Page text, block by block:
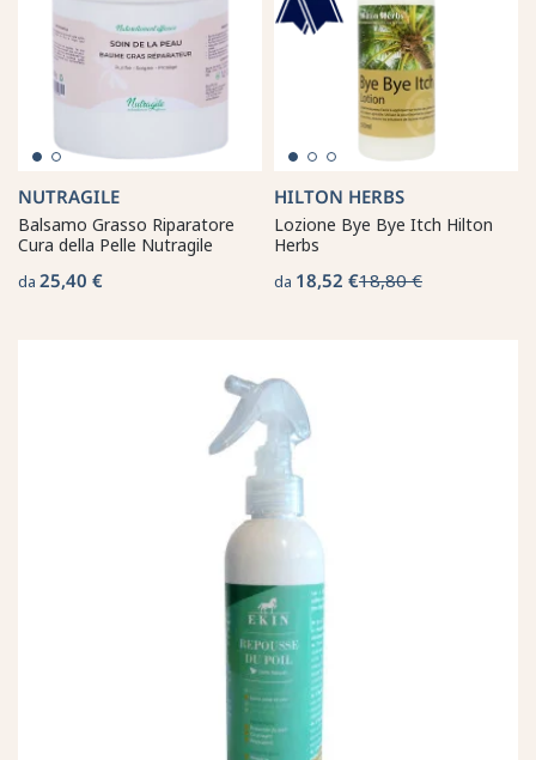
NUTRAGILE
Balsamo Grasso Riparatore
Cura della Pelle Nutragile
da 25,40 €
HILTON HERBS
Lozione Bye Bye Itch Hilton
Herbs
da 18,52 €18,80 €